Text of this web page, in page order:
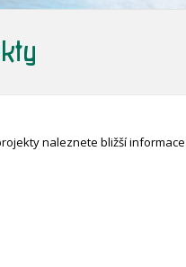
naleznete bližší